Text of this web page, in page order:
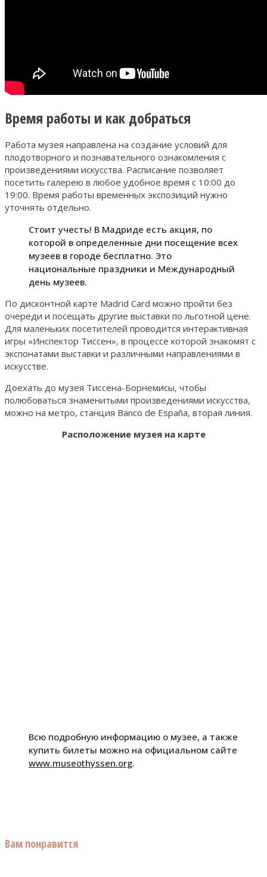
Время работы и как добраться
Работа музея направлена на создание условий для
плодотворного и познавательного ознакомления с
произведениями искусства. Расписание позволяет
посетить галерею в любое удобное время с 10:00 до
19:00. Время работы временных экспозиций нужно
уточнять отдельно.
Стоит учесть! В Мадриде есть акция, по
которой в определенные дни посещение всех
музеев в городе бесплатно. Это
национальные праздники и Международный
день музеев.
По дисконтной карте Madrid Card можно пройти без
очереди и посещать другие выставки по льготной цене.
Для маленьких посетителей проводится интерактивная
игры «Инспектор Тиссен», в процессе которой знакомят с
экспонатами выставки и различными направлениями в
искусстве.
Доехать до музея Тиссена-Борнемисы, чтобы
полюбоваться знаменитыми произведениями искусства,
можно на метро, станция Banco de España, вторая линия.
Расположение музея на карте
Всю подробную информацию о музее, а также
купить билеты можно на официальном сайте
www.museothyssen.org.
Вам понравится